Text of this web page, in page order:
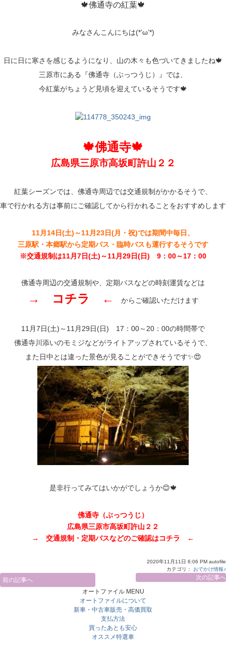
🍁佛通寺の紅葉🍁
みなさんこんにちは(*’ω’*)
日に日に寒さを感じるようになり、山の木々も色づいてきましたね🍁
三原市にある『佛通寺（ぶっつうじ）』では、
今紅葉がちょうど見頃を迎えているそうです🍁
🍁佛通寺🍁
広島県三原市高坂町許山２２
紅葉シーズンでは、佛通寺周辺では交通規制がかかるそうで、
車で行かれる方は事前にご確認してから行かれることをおすすめします
11月14日(土)～11月23日(月・祝)では期間中毎日、
三原駅・本郷駅から定期バス・臨時バスも運行するそうです
※交通規制は11月7日(土)～11月29日(日) 9：00～17：00
佛通寺周辺の交通規制や、定期バスなどの時刻運賃などは
→ コチラ ← からご確認いただけます
11月7日(土)～11月29日(日) 17：00～20：00の時間帯で
佛通寺川添いのモミジなどがライトアップされているそうで、
また日中とは違った景色が見ることができそうです✨😍
是非行ってみてはいかがでしょうか😊🍁
佛通寺（ぶっつうじ）
広島県三原市高坂町許山２２
→ 交通規制・定期バスなどのご確認はコチラ ←
2020年11月11日 6:06 PM autofile
カテゴリ： おでかけ情報♪
前の記事へ
次の記事へ
オートファイル MENU
オートファイルについて
新車・中古車販売・高価買取
支払方法
買ったあとも安心
オススメ特選車